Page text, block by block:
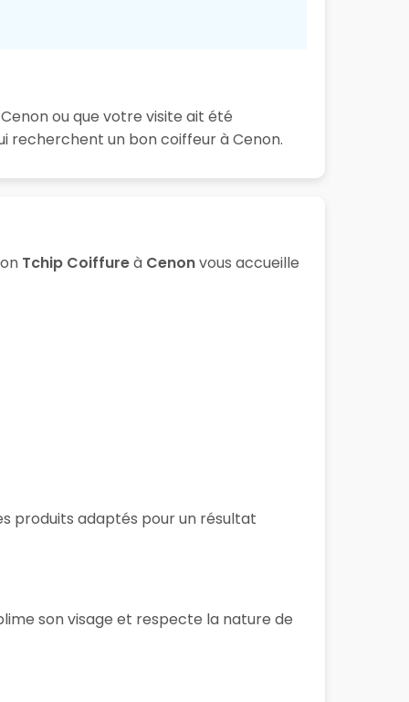
ou que votre visite ait été
recherchent un bon coiffeur à Cenon.
Tchip Coiffureà Cenonvous accueille
produits adaptés pour un résultat
son visage et respecte la nature de